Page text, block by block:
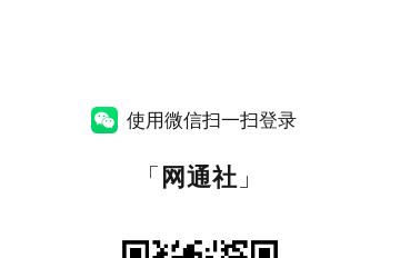
使用微信扫一扫登录
「 网通社 」